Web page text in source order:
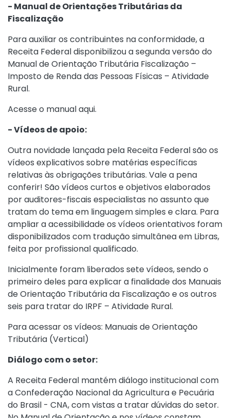
- Manual de Orientações Tributárias da
Fiscalização
Para auxiliar os contribuintes na conformidade, a
Receita Federal disponibilizou a segunda versão do
Manual de Orientação Tributária Fiscalização –
Imposto de Renda das Pessoas Físicas – Atividade
Rural.
Acesse o manual aqui.
- Vídeos de apoio:
Outra novidade lançada pela Receita Federal são os
vídeos explicativos sobre matérias específicas
relativas às obrigações tributárias. Vale a pena
conferir! São vídeos curtos e objetivos elaborados
por auditores-fiscais especialistas no assunto que
tratam do tema em linguagem simples e clara. Para
ampliar a acessibilidade os vídeos orientativos foram
disponibilizados com tradução simultânea em Libras,
feita por profissional qualificado.
Inicialmente foram liberados sete vídeos, sendo o
primeiro deles para explicar a finalidade dos Manuais
de Orientação Tributária da Fiscalização e os outros
seis para tratar do IRPF – Atividade Rural.
Para acessar os vídeos: Manuais de Orientação
Tributária (Vertical)
Diálogo com o setor:
A Receita Federal mantém diálogo institucional com
a Confederação Nacional da Agricultura e Pecuária
do Brasil - CNA, com vistas a tratar dúvidas do setor.